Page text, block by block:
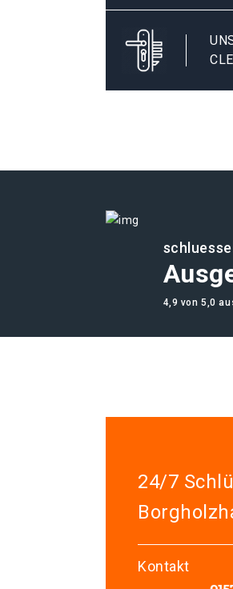
4,9 von 5,0
24/7
Kontakt